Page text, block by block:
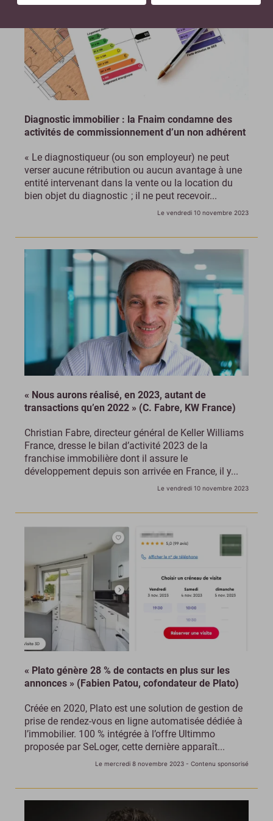
Diagnostic immobilier : la Fnaim condamne des
activités de commissionnement d’un non adhérent
« Le diagnostiqueur (ou son employeur) ne peut
verser aucune rétribution ou aucun avantage à une
entité intervenant dans la vente ou la location du
bien objet du diagnostic ; il ne peut recevoir...
Le vendredi 10 novembre 2023
« Nous aurons réalisé, en 2023, autant de
transactions qu’en 2022 » (C. Fabre, KW France)
Christian Fabre, directeur général de Keller Williams
France, dresse le bilan d’activité 2023 de la
franchise immobilière dont il assure le
développement depuis son arrivée en France, il y...
Le vendredi 10 novembre 2023
« Plato génère 28 % de contacts en plus sur les
annonces » (Fabien Patou, cofondateur de Plato)
Créée en 2020, Plato est une solution de gestion de
prise de rendez-vous en ligne automatisée dédiée à
l’immobilier. 100 % intégrée à l’offre Ultimmo
proposée par SeLoger, cette dernière apparaît...
Le mercredi 8 novembre 2023 - Contenu sponsorisé